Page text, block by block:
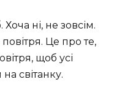
ні, не зовсім.
Це про те,
щоб усі
світанку.